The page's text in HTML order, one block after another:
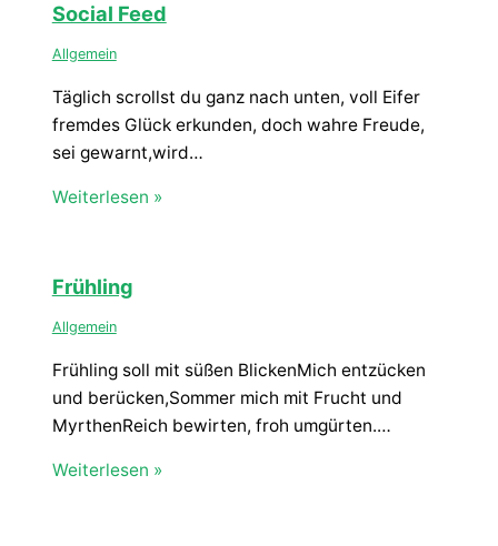
Social Feed
Allgemein
Täglich scrollst du ganz nach unten, voll Eifer
fremdes Glück erkunden, doch wahre Freude,
sei gewarnt,wird…
Weiterlesen »
Frühling
Allgemein
Frühling soll mit süßen BlickenMich entzücken
und berücken,Sommer mich mit Frucht und
MyrthenReich bewirten, froh umgürten.…
Weiterlesen »